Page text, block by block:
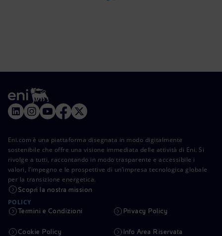
Eni.com è una piattaforma disegnata in modo digitalmente
sostenibile che offre una visione immediata delle attività di Eni. Si
rivolge a tutti, raccontando in modo trasparente e accessibile i
valori, l’impegno e le prospettive di un’impresa tecnologica globale
per la transizione energetica.
Scopri la nostra mission
POLICY
Termini e Condizioni Privacy Policy
Cookie Policy Info Area Riservata